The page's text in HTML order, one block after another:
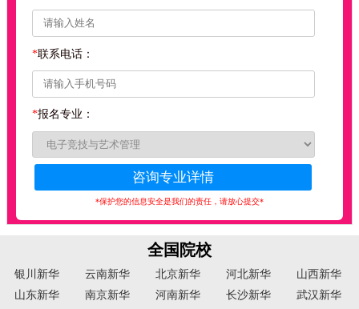
何*伟
上海今拼信息技术公司
客户经理
詹*
杭州亿馨网络科技公司
设计师
杨*杰
魏*鑫
安*浩
赵*熙
上海亿鱼电子商务
网络销售
孙*博
信达教育科技
网络销售
钱*江
宏泽德慧广告 设计师助理
*联系电话：
*报名专业：
*保护您的信息安全是我们的责任，请放心提交*
全国院校
银川新华 云南新华 北京新华 河北新华
山西新华
山东新华
南京新华 河南新华 长沙新华
武汉新华